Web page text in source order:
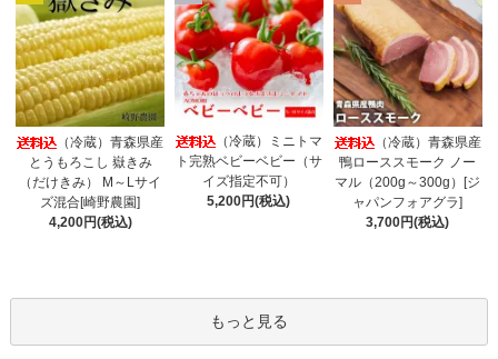
（冷蔵）青森県産
とうもろこし 嶽きみ
（だけきみ） M～Lサイ
ズ混合[崎野農園]
4,200円(税込)
（冷蔵）ミニトマ
ト完熟ベビーベビー（サ
イズ指定不可）
5,200円(税込)
（冷蔵）青森県産
鴨ローススモーク ノー
マル（200g～300g）[ジ
ャパンフォアグラ]
3,700円(税込)
もっと見る